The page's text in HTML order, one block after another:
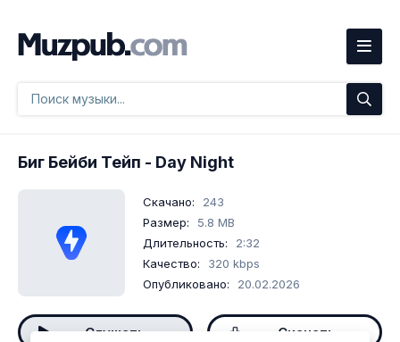
Биг Бейби Тейп - Day Night
Скачано:
243
Размер:
5.8 MB
Длительность:
2:32
Качество:
320 kbps
Опубликовано:
20.02.2026
Слушать Скачать